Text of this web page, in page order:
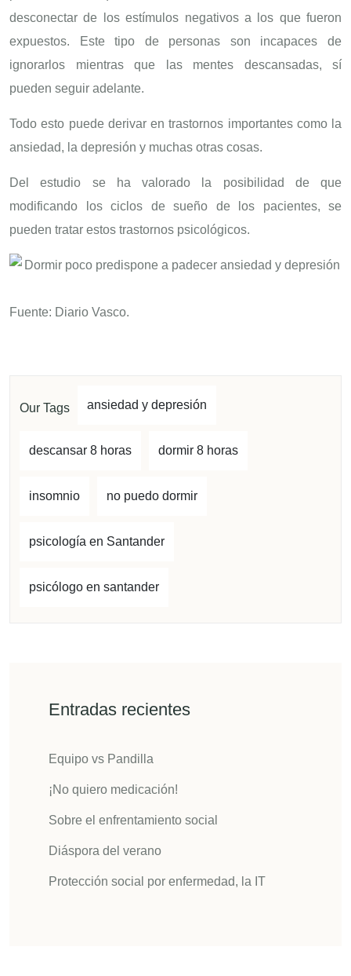
desconectar de los estímulos negativos a los que fueron
expuestos. Este tipo de personas son incapaces de
ignorarlos mientras que las mentes descansadas, sí
pueden seguir adelante.
Todo esto puede derivar en trastornos importantes como la
ansiedad, la depresión y muchas otras cosas.
Del estudio se ha valorado la posibilidad de que
modificando los ciclos de sueño de los pacientes, se
pueden tratar estos trastornos psicológicos.
Fuente: Diario Vasco.
Our Tags ansiedad y depresión
descansar 8 horas dormir 8 horas
insomnio no puedo dormir
psicología en Santander
psicólogo en santander
Entradas recientes
Equipo vs Pandilla
¡No quiero medicación!
Sobre el enfrentamiento social
Diáspora del verano
Protección social por enfermedad, la IT